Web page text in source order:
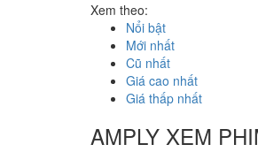
Xem theo:
Nổi bật
Mới nhất
Cũ nhất
Giá cao nhất
Giá thấp nhất
AMPLY XEM